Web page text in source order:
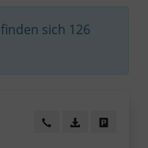
sich 126
Wir rufen Sie an!
PDF-Datei,